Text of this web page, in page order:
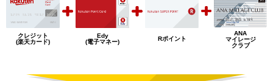
クレジット
(楽天カード)
Edy
(電子マネー)
Rポイント
ANA
マイレージ
クラブ